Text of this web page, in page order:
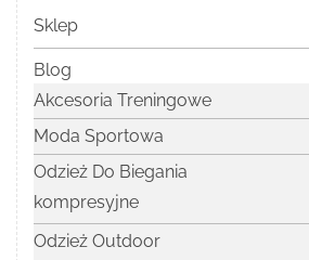
Sklep
Blog
Akcesoria Treningowe
Moda Sportowa
Odzież Do Biegania
kompresyjne
Odzież Outdoor